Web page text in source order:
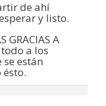
de ahí
y listo.
GRACIAS A
a los
están